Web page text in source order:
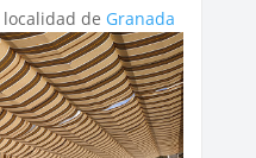
de Granada